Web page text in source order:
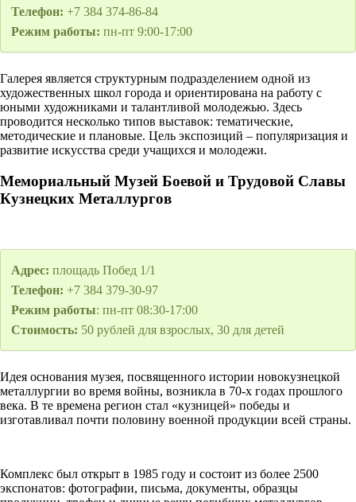
Телефон: +7 384 374-86-84
Режим работы: пн-пт 9:00-17:00
Галерея является структурным подразделением одной из
художественных школ города и ориентирована на работу с
юными художниками и талантливой молодежью. Здесь
проводится несколько типов выставок: тематические,
методические и плановые. Цель экспозиций – популяризация и
развитие искусства среди учащихся и молодежи.
Мемориальный Музей Боевой и Трудовой Славы
Кузнецких Металлургов
Адрес: площадь Побед 1/1
Телефон: +7 384 379-30-97
Режим работы: пн-пт 08:30-17:00
Стоимость: 50 рублей для взрослых, 30 для детей
Идея основания музея, посвященного истории новокузнецкой
металлургии во время войны, возникла в 70-х годах прошлого
века. В те времена регион стал «кузницей» победы и
изготавливал почти половину военной продукции всей страны.
Комплекс был открыт в 1985 году и состоит из более 2500
экспонатов: фотографии, письма, документы, образцы